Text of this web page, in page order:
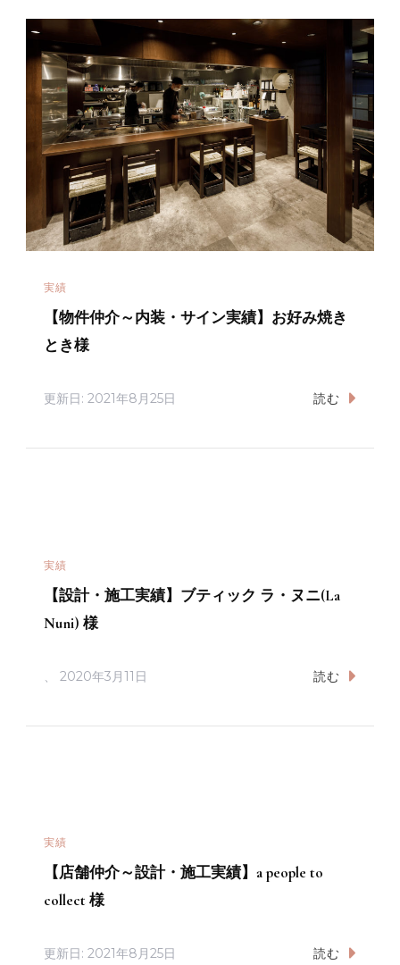
実績
【物件仲介～内装・サイン実績】お好み焼き
とき様
更新日: 2021年8月25日 読む
実績
【設計・施工実績】ブティック ラ・ヌニ(La
Nuni) 様
、 2020年3月11日 読む
実績
【店舗仲介～設計・施工実績】a people to
collect 様
更新日: 2021年8月25日 読む